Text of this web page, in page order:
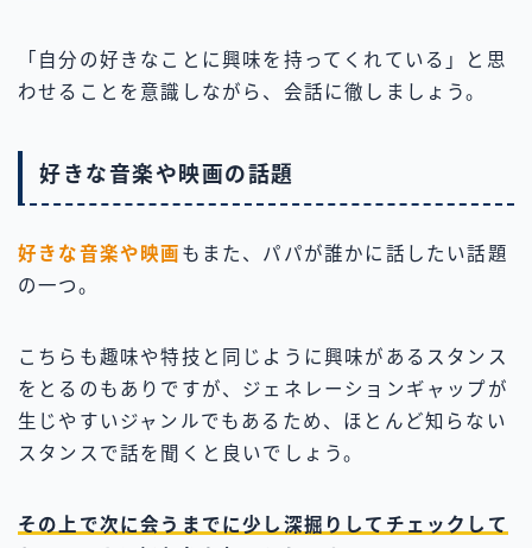
「自分の好きなことに興味を持ってくれている」と思
わせることを意識しながら、会話に徹しましょう。
好きな音楽や映画の話題
好きな音楽や映画 もまた、パパが誰かに話したい話題
の一つ。
こちらも趣味や特技と同じように興味があるスタンス
をとるのもありですが、ジェネレーションギャップが
生じやすいジャンルでもあるため、ほとんど知らない
スタンスで話を聞くと良いでしょう。
その上で次に会うまでに少し深掘りしてチェックして